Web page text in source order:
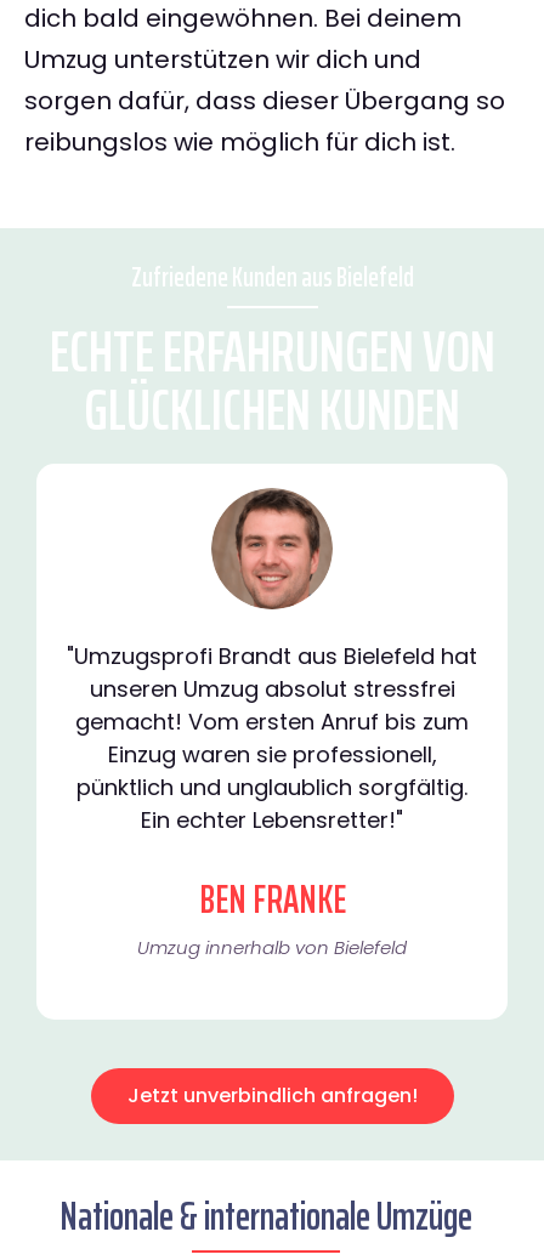
dich bald eingewöhnen. Bei deinem
Umzug unterstützen wir dich und
sorgen dafür, dass dieser Übergang so
reibungslos wie möglich für dich ist.
Zufriedene Kunden aus Bielefeld
ECHTE ERFAHRUNGEN VON
GLÜCKLICHEN KUNDEN
"Umzugsprofi Brandt aus Bielefeld hat
unseren Umzug absolut stressfrei
gemacht! Vom ersten Anruf bis zum
Einzug waren sie professionell,
pünktlich und unglaublich sorgfältig.
Ein echter Lebensretter!"
BEN FRANKE
Umzug innerhalb von Bielefeld​
Jetzt unverbindlich anfragen!
Nationale & internationale Umzüge